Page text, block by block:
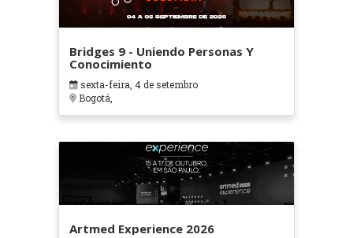
Bridges 9 - Uniendo Personas Y
Conocimiento
sexta-feira, 4 de setembro
Bogotá,
Artmed Experience 2026